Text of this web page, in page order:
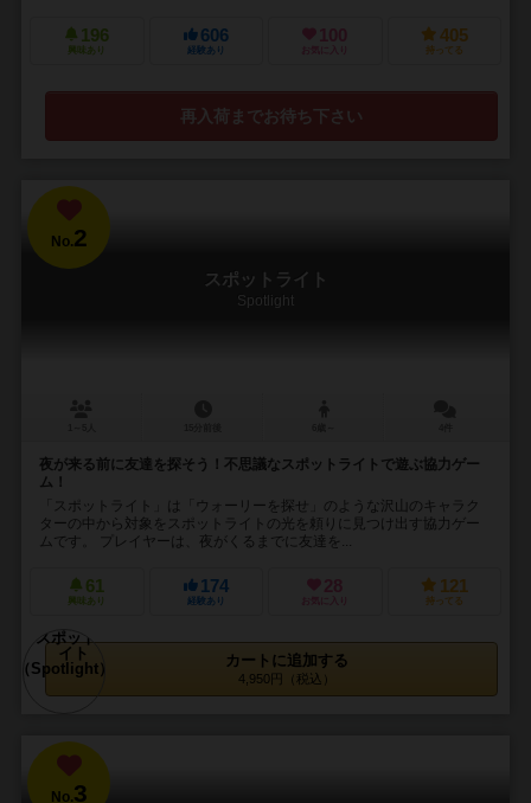
196
興味あり
606
経験あり
100
お気に入り
405
持ってる
再入荷までお待ち下さい
No.2
スポットライト
Spotlight
夜が来る前に友達を探そう！不思議なスポットライトで遊ぶ協力ゲー
ム！
「スポットライト」は「ウォーリーを探せ」のような沢山のキャラク
ターの中から対象をスポットライトの光を頼りに見つけ出す協力ゲー
ムです。 プレイヤーは、夜がくるまでに友達を...
61
興味あり
174
経験あり
28
お気に入り
121
持ってる
カートに追加する
4,950円（税込）
No.3